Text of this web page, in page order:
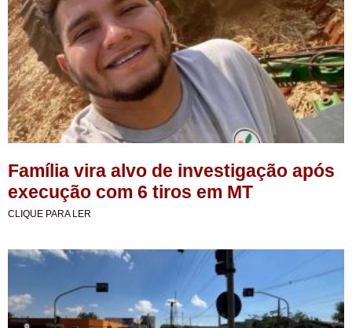
Família vira alvo de investigação após
execução com 6 tiros em MT
CLIQUE PARA LER